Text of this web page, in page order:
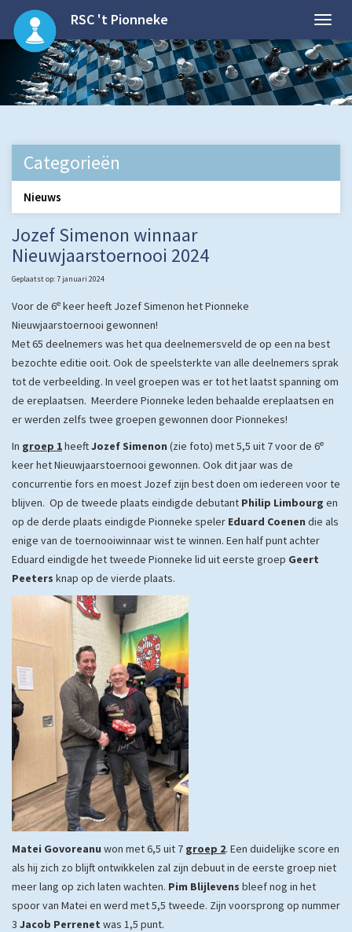
RSC 't Pionneke
Categorieën
Nieuws
Jozef Simenon winnaar
Nieuwjaarstoernooi 2024
Geplaatst op: 7 januari 2024
Voor de 6e keer heeft Jozef Simenon het Pionneke
Nieuwjaarstoernooi gewonnen!
Met 65 deelnemers was het qua deelnemersveld de op een na best
bezochte editie ooit. Ook de speelsterkte van alle deelnemers sprak
tot de verbeelding. In veel groepen was er tot het laatst spanning om
de ereplaatsen. Meerdere Pionneke leden behaalde ereplaatsen en
er werden zelfs twee groepen gewonnen door Pionnekes!
In groep 1heeftJozef Simenon (zie foto) met 5,5 uit 7 voor de 6e
keer het Nieuwjaarstoernooi gewonnen. Ook dit jaar was de
concurrentie fors en moest Jozef zijn best doen om iedereen voor te
blijven. Op de tweede plaats eindigde debutant Philip Limbourg en
op de derde plaats eindigde Pionneke speler Eduard Coenen die als
enige van de toernooiwinnaar wist te winnen. Een half punt achter
Eduard eindigde het tweede Pionneke lid uit eerste groep Geert
Peeters knap op de vierde plaats.
Matei Govoreanu won met 6,5 uit 7 groep 2. Een duidelijke score en
als hij zich zo blijft ontwikkelen zal zijn debuut in de eerste groep niet
meer lang op zich laten wachten. Pim Blijlevens bleef nog in het
spoor van Matei en werd met 5,5 tweede. Zijn voorsprong op nummer
3 Jacob Perrenet was 1,5 punt.